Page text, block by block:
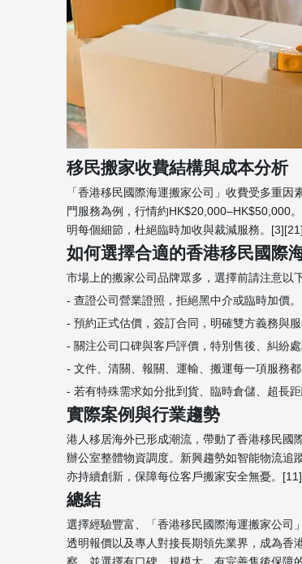
移民搬家收費結構與成本分析
「香港移民國際海運搬家公司」收費受多重
門服務為例，行情約HK$20,000–HK$50,000
明每個細節，杜絕臨時加收與裁減服務。
如何選擇合適的香港移民國際
市場上的搬家公司品牌眾多，選擇前請注意以
- 查證公司營業證照，拒絕黑中介或臨時加價
- 預約正式估價，簽訂合同，明確雙方義務與
- 關注公司口碑與客戶評價，特別售後、糾紛處
- 文件、清關、報關、運輸、搬運每一項服務
- 若有特殊需求如分批到貨、臨時倉儲、超長
實際案例與行業趨勢
港人移居海外已形成潮流，帶動了香港移民國
辦公室整體物資調度。新興趨勢如智能物流追
亦持續創新，保障每位客戶搬家安全無憂。
總結
選擇經驗豐富、「香港移民國際海運搬家公司
透明報價以及專人對接長期領先業界，成為香